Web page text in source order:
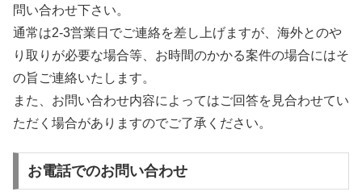
問い合わせ下さい。
通常は2-3営業日でご連絡を差し上げますが、海外とのや
り取りが必要な場合等、お時間のかかる案件の場合にはそ
の旨ご連絡いたします。
また、お問い合わせ内容によってはご回答を見合わせてい
ただく場合がありますのでご了承ください。
お電話でのお問い合わせ